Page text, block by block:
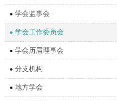
学会监事会
学会工作委员会
学会历届理事会
分支机构
地方学会